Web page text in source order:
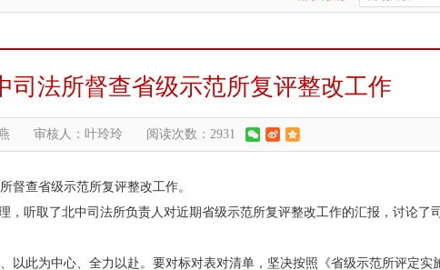
司法所督查省级示范所复评整改工作
审核人：叶玲玲 阅读次数：2931
督查省级示范所复评整改工作。
听取了北中司法所负责人对近期省级示范所复评整改工作的汇报，讨论了
此为中心、全力以赴。要对标对表对清单，坚决按照《省级示范所评定实